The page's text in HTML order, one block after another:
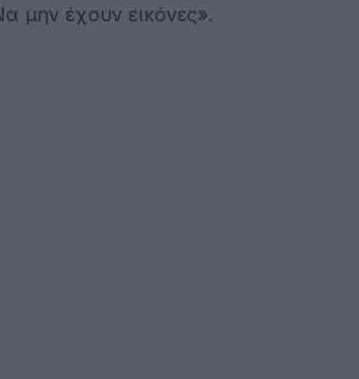
μην έχουν εικόνες».